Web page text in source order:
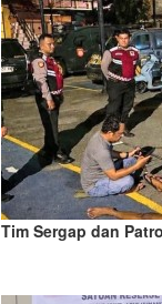
Tim Sergap dan